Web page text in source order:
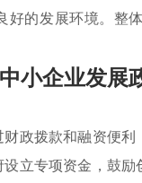
好的发展环境。整
小企业发展
财政拨款和融资便
立专项资金，鼓